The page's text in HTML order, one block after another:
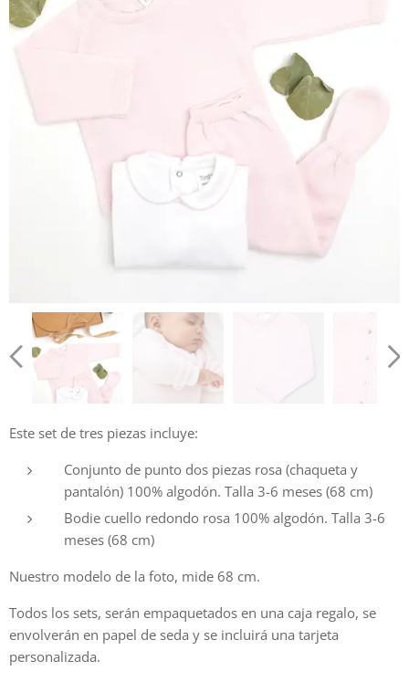
Este set de tres piezas incluye:
Conjunto de punto dos piezas rosa (chaqueta y
pantalón) 100% algodón. Talla 3-6 meses (68 cm)
Bodie cuello redondo rosa 100% algodón. Talla 3-6
meses (68 cm)
Nuestro modelo de la foto, mide 68 cm.
Todos los sets, serán empaquetados en una caja regalo, se
envolverán en papel de seda y se incluirá una tarjeta
personalizada.